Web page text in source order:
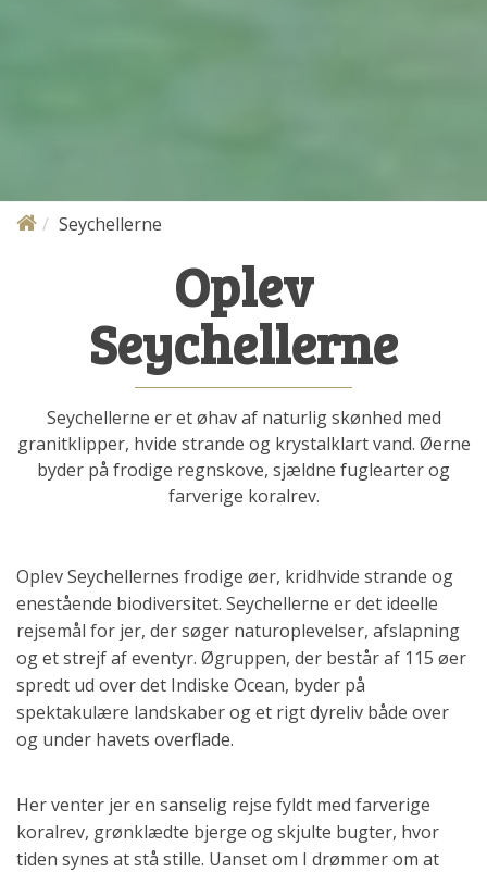
Seychellerne
Oplev
Seychellerne
Seychellerne er et øhav af naturlig skønhed med
granitklipper, hvide strande og krystalklart vand. Øerne
byder på frodige regnskove, sjældne fuglearter og
farverige koralrev.
Oplev Seychellernes frodige øer, kridhvide strande og
enestående biodiversitet. Seychellerne er det ideelle
rejsemål for jer, der søger naturoplevelser, afslapning
og et strejf af eventyr. Øgruppen, der består af 115 øer
spredt ud over det Indiske Ocean, byder på
spektakulære landskaber og et rigt dyreliv både over
og under havets overflade.
Her venter jer en sanselig rejse fyldt med farverige
koralrev, grønklædte bjerge og skjulte bugter, hvor
tiden synes at stå stille. Uanset om I drømmer om at